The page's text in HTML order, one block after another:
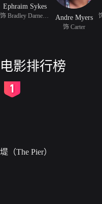
Ephraim Sykes
饰 Bradley Darnell Lyle Andre Myers
饰 Carter
电影排行榜
堤（The Pier）